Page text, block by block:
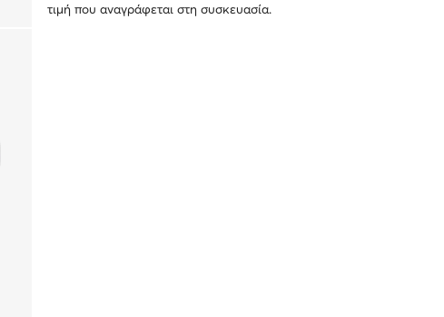
τιμή που αναγράφεται στη συσκευασία.